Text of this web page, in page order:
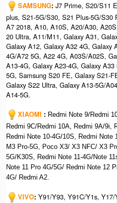
SAMSUNG:J7 Prime, S20/S11
plus, S21-5G/S30, S21 Plus-5G/
A7 2018, A10, A10S, A20/A30,
20 Ultra, A11/M11, Galaxy A31,
Galaxy A12, Galaxy A32 4G, Galaxy
4G/A72 5G, A22 4G, A03S/A02S,
A13-4G, Galaxy A23-4G, Galaxy
5G, Samsung S20 FE, Galaxy S21-
Galaxy S22 Ultra, Galaxy A13-5G/
A14-5G.
XIAOMI : Redmi Note 9/Redmi
Redmi 9C/Redmi 10A, Redmi 9A/9i,
Redmi Note 10-4G/10S, Redmi
M3 Pro-5G, Poco X3/ X3 NFC/ X3
5G/K30S, Redmi Note 11-4G/Note
Note 11 Pro 4G/5G/ Redmi Note 12
4G/ Redmi A2.
VIVO:Y91/Y93, Y91C/Y1s, Y17/